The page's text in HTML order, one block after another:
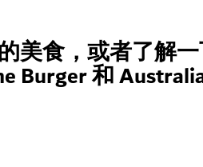
美食，或者了解
Burger 和